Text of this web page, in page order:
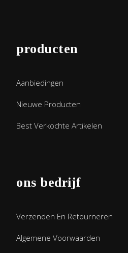
producten
Aanbiedingen
Nieuwe Producten
Best Verkochte Artikelen
ons bedrijf
Verzenden En Retourneren
Algemene Voorwaarden